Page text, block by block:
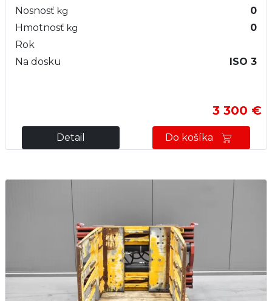
Nosnosť kg
0
Hmotnosť kg
0
Rok
Na dosku
ISO 3
3 300 €
Detail Do košíka